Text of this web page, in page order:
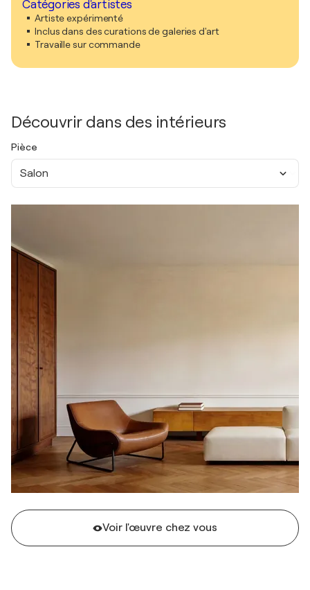
Catégories d'artistes
Artiste expérimenté
Inclus dans des curations de galeries d'art
Travaille sur commande
Découvrir dans des intérieurs
Pièce
Salon
Voir l'œuvre chez vous